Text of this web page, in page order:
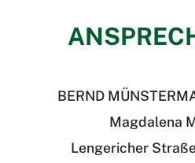
BERND
Magdalena
Lengericher